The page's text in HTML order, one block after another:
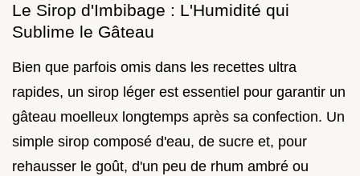
Le Sirop d'Imbibage : L'Humidité qui
Sublime le Gâteau
Bien que parfois omis dans les recettes ultra
rapides, un sirop léger est essentiel pour garantir un
gâteau moelleux longtemps après sa confection. Un
simple sirop composé d'eau, de sucre et, pour
rehausser le goût, d'un peu de rhum ambré ou